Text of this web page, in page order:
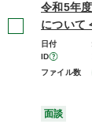
令和5年
について
日付
ID
ファイル数
面談